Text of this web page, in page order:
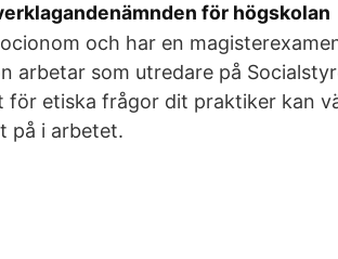
för högskolan
och har en
arbetar som utredare på
för etiska frågor dit praktiker kan
på i arbetet.